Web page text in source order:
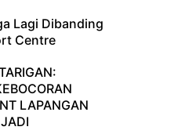
Lagi Dibanding
Centre
LAPANGAN